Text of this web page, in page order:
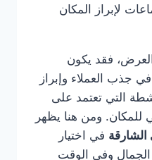
لإبراز المكان
فقد يكون
جذب العملاء وإبراز
التي تعتمد على
للمكان. ومن هنا يظهر
في اختيار
الجمال وفي الوقت